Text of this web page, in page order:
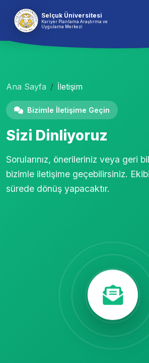
Selçuk Üniversitesi
Kariyer Planlama Araştırma ve
Uygulama Merkezi
Ana Sayfa İletişim
Bizimle İletişime Geçin
Sizi Dinliyoruz
Sorularınız, önerileriniz veya geri
bizimle iletişime geçebilirsiniz.
sürede dönüş yapacaktır.